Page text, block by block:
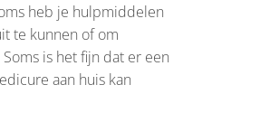
heb je hulpmiddelen
te kunnen of om
is het fijn dat er een
aan huis kan